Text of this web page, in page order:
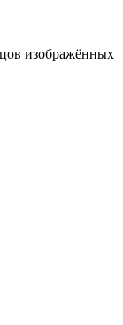
изображённых